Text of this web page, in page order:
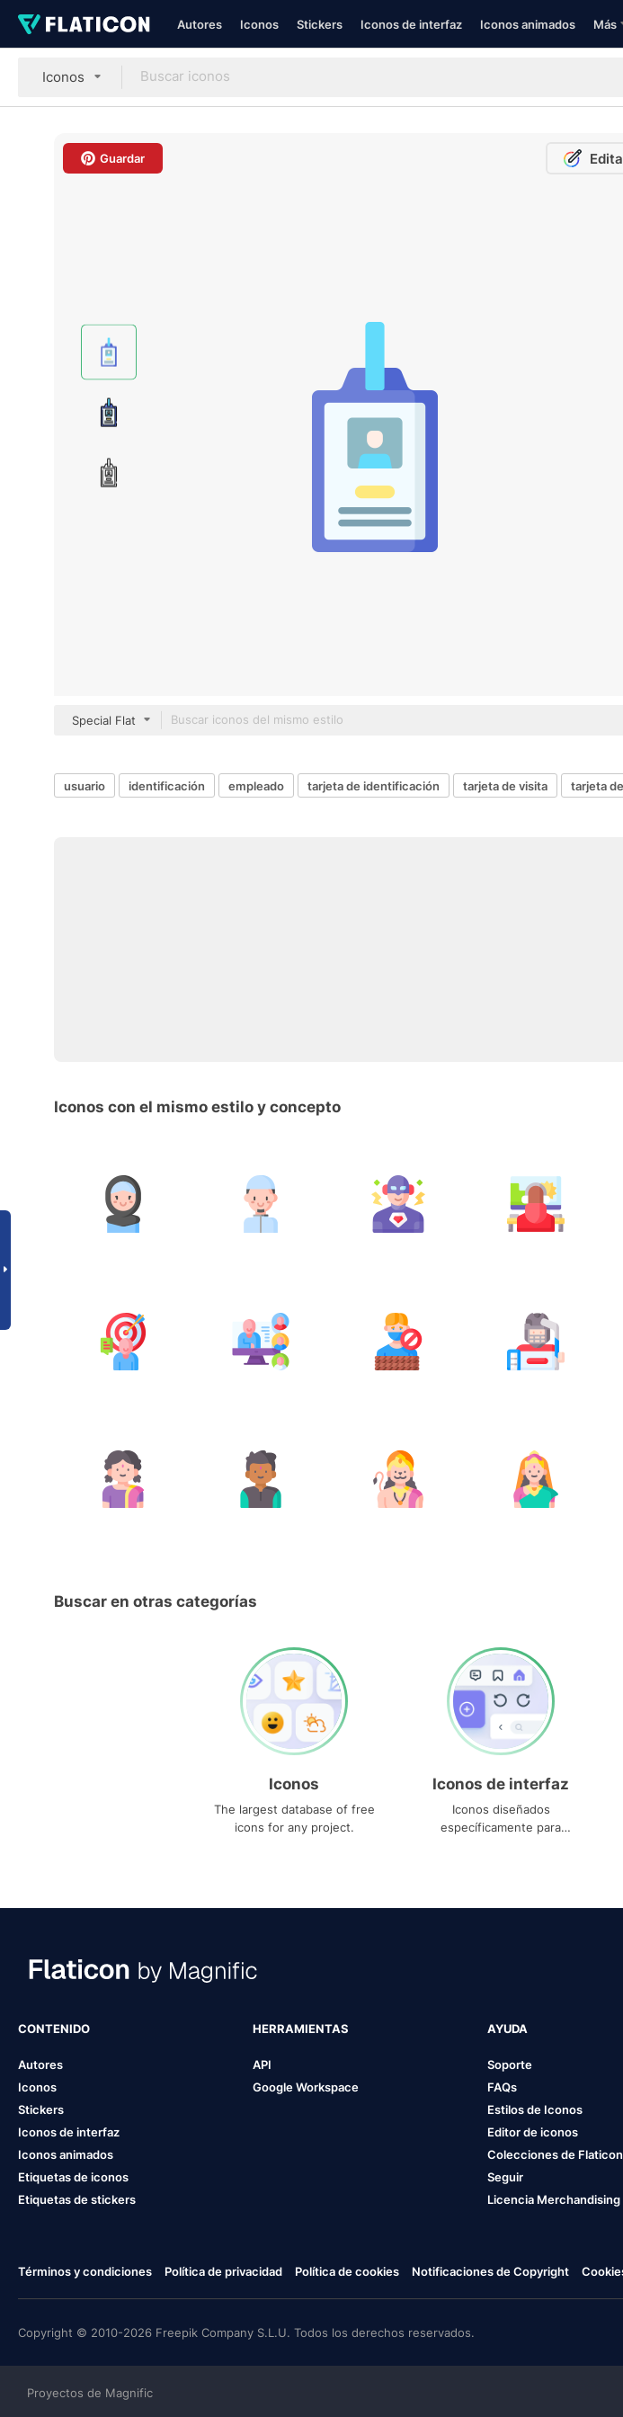
Autores Iconos Stickers Iconos de interfaz Iconos animados Más
Iconos
Guardar
Special Flat
usuario identificación empleado tarjeta de identificación tarjeta de visita tarjeta
Iconos con el mismo estilo y concepto
Buscar en otras categorías
Iconos
The largest database of free
icons for any project.
Iconos de interfaz
Iconos diseñados
específicamente para
CONTENIDO
Autores
Iconos
Stickers
Iconos de interfaz
Iconos animados
Etiquetas de iconos
Etiquetas de stickers
HERRAMIENTAS
API
Google Workspace
AYUDA
Soporte
FAQs
Estilos de Iconos
Editor de iconos
Colecciones de Flaticon
Seguir
Licencia Merchandising
Términos y condiciones Política de privacidad Política de cookies Notificaciones de Copyright
Copyright © 2010-2026 Freepik Company S.L.U. Todos los derechos reservados.
Proyectos de Magnific